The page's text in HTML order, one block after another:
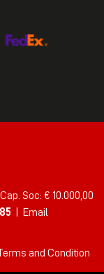
Soc: € 10.000,00
| Email
and Condition